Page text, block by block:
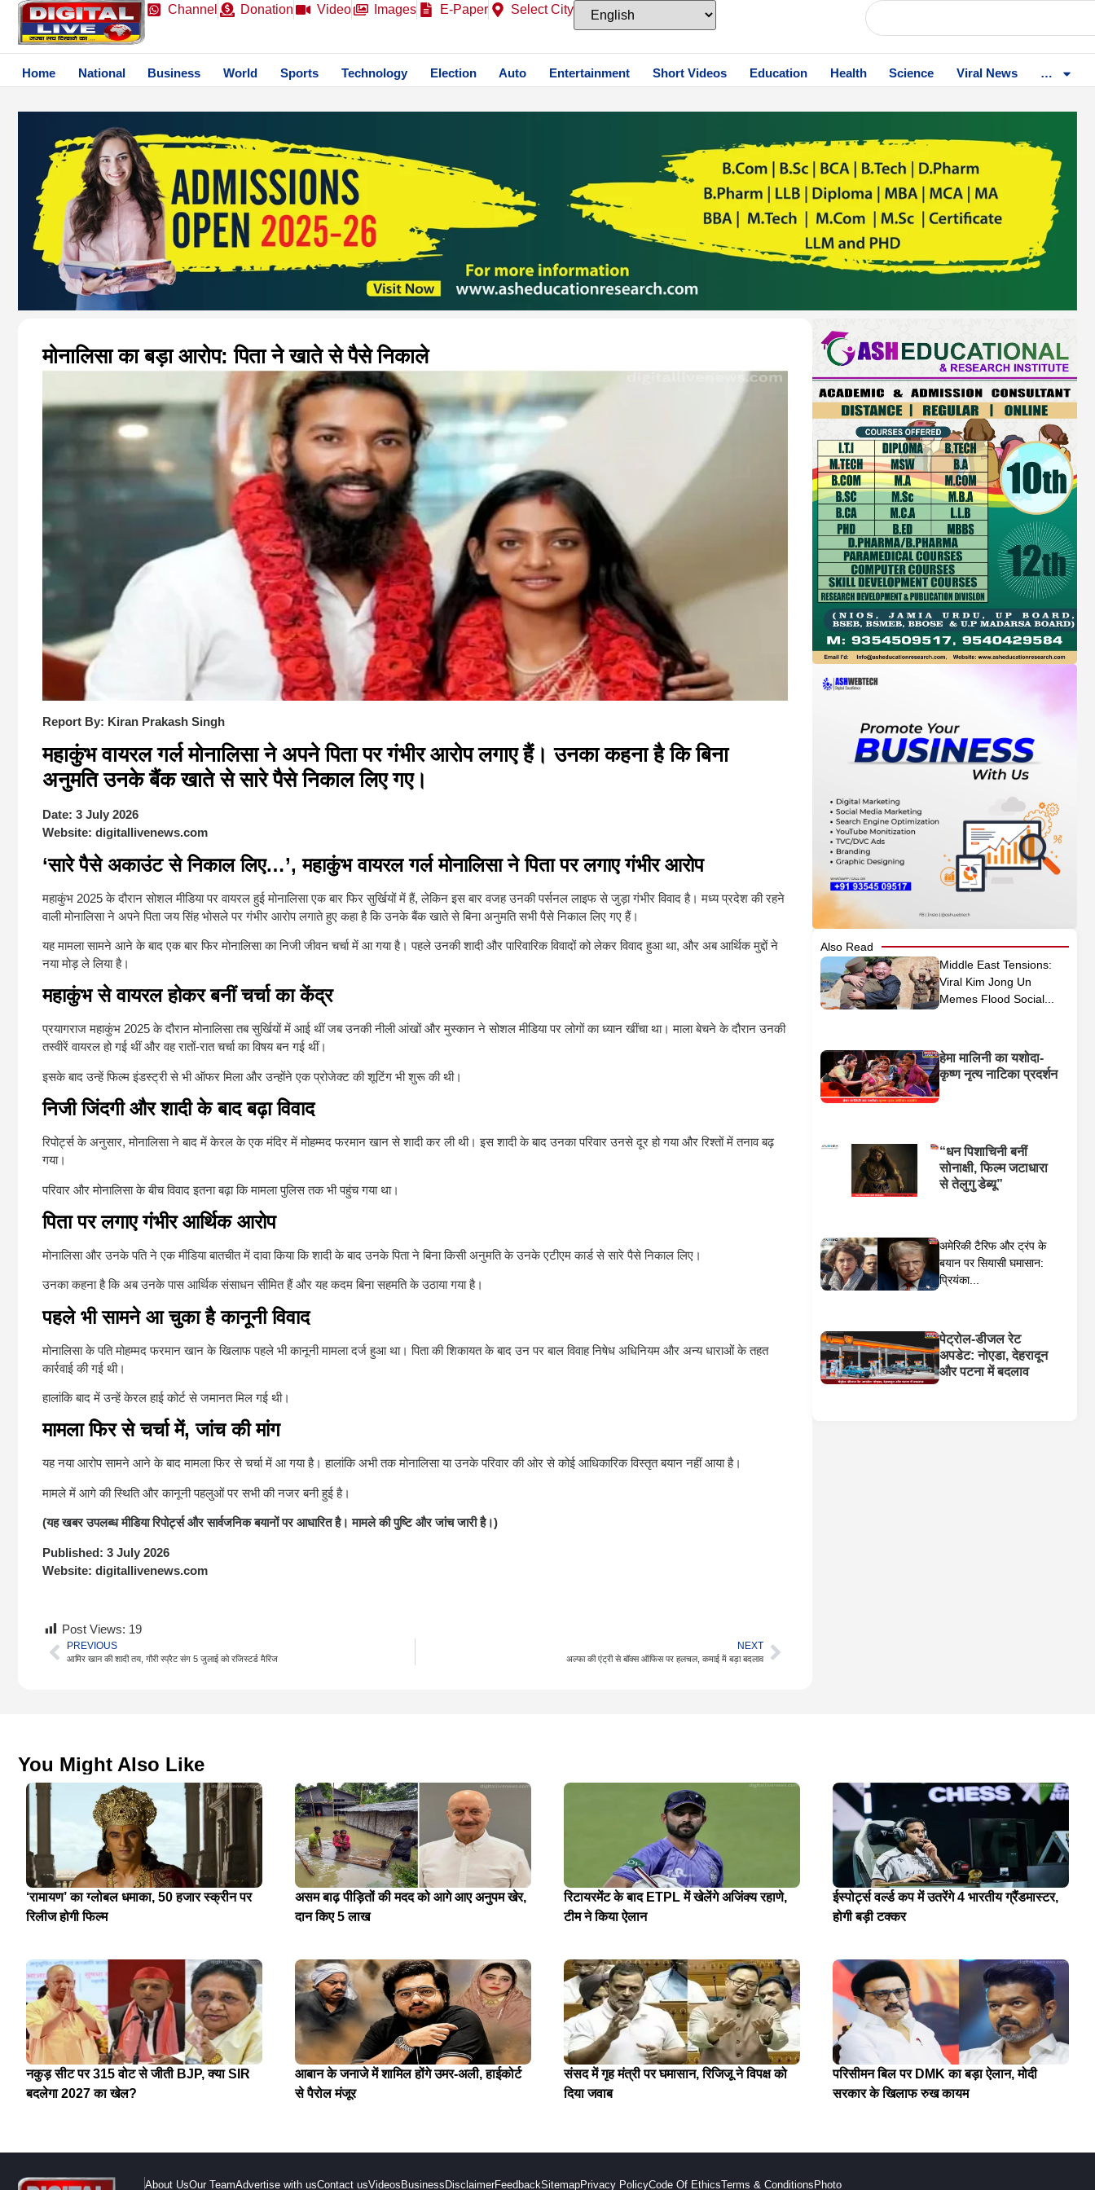
Channel Donation Video Images E-Paper Select City
Home National Business World Sports Technology Election Auto Entertainment Short Videos Education Health Science Viral News …
मोनालिसा का बड़ा आरोप: पिता ने खाते से पैसे निकाले
Report By: Kiran Prakash Singh
महाकुंभ वायरल गर्ल मोनालिसा ने अपने पिता पर गंभीर आरोप लगाए हैं। उनका कहना है कि बिना
अनुमति उनके बैंक खाते से सारे पैसे निकाल लिए गए।
Date: 3 July 2026
Website: digitallivenews.com
‘सारे पैसे अकाउंट से निकाल लिए…’, महाकुंभ वायरल गर्ल मोनालिसा ने पिता पर लगाए गंभीर आरोप
महाकुंभ 2025 के दौरान सोशल मीडिया पर वायरल हुई मोनालिसा एक बार फिर सुर्खियों में हैं, लेकिन इस बार वजह उनकी पर्सनल लाइफ से जुड़ा गंभीर विवाद है। मध्य प्रदेश की रहने
वाली मोनालिसा ने अपने पिता जय सिंह भोसले पर गंभीर आरोप लगाते हुए कहा है कि उनके बैंक खाते से बिना अनुमति सभी पैसे निकाल लिए गए हैं।
यह मामला सामने आने के बाद एक बार फिर मोनालिसा का निजी जीवन चर्चा में आ गया है। पहले उनकी शादी और पारिवारिक विवादों को लेकर विवाद हुआ था, और अब आर्थिक मुद्दों ने
नया मोड़ ले लिया है।
महाकुंभ से वायरल होकर बनीं चर्चा का केंद्र
प्रयागराज महाकुंभ 2025 के दौरान मोनालिसा तब सुर्खियों में आई थीं जब उनकी नीली आंखों और मुस्कान ने सोशल मीडिया पर लोगों का ध्यान खींचा था। माला बेचने के दौरान उनकी
तस्वीरें वायरल हो गई थीं और वह रातों-रात चर्चा का विषय बन गई थीं।
इसके बाद उन्हें फिल्म इंडस्ट्री से भी ऑफर मिला और उन्होंने एक प्रोजेक्ट की शूटिंग भी शुरू की थी।
निजी जिंदगी और शादी के बाद बढ़ा विवाद
रिपोर्ट्स के अनुसार, मोनालिसा ने बाद में केरल के एक मंदिर में मोहम्मद फरमान खान से शादी कर ली थी। इस शादी के बाद उनका परिवार उनसे दूर हो गया और रिश्तों में तनाव बढ़
गया।
परिवार और मोनालिसा के बीच विवाद इतना बढ़ा कि मामला पुलिस तक भी पहुंच गया था।
पिता पर लगाए गंभीर आर्थिक आरोप
मोनालिसा और उनके पति ने एक मीडिया बातचीत में दावा किया कि शादी के बाद उनके पिता ने बिना किसी अनुमति के उनके एटीएम कार्ड से सारे पैसे निकाल लिए।
उनका कहना है कि अब उनके पास आर्थिक संसाधन सीमित हैं और यह कदम बिना सहमति के उठाया गया है।
पहले भी सामने आ चुका है कानूनी विवाद
मोनालिसा के पति मोहम्मद फरमान खान के खिलाफ पहले भी कानूनी मामला दर्ज हुआ था। पिता की शिकायत के बाद उन पर बाल विवाह निषेध अधिनियम और अन्य धाराओं के तहत
कार्रवाई की गई थी।
हालांकि बाद में उन्हें केरल हाई कोर्ट से जमानत मिल गई थी।
मामला फिर से चर्चा में, जांच की मांग
यह नया आरोप सामने आने के बाद मामला फिर से चर्चा में आ गया है। हालांकि अभी तक मोनालिसा या उनके परिवार की ओर से कोई आधिकारिक विस्तृत बयान नहीं आया है।
मामले में आगे की स्थिति और कानूनी पहलुओं पर सभी की नजर बनी हुई है।
(यह खबर उपलब्ध मीडिया रिपोर्ट्स और सार्वजनिक बयानों पर आधारित है। मामले की पुष्टि और जांच जारी है।)
Published: 3 July 2026
Website: digitallivenews.com
Post Views: 19
PREVIOUS
आमिर खान की शादी तय, गौरी स्प्रैट संग 5 जुलाई को रजिस्टर्ड मैरिज
NEXT
अल्फा की एंट्री से बॉक्स ऑफिस पर हलचल, कमाई में बड़ा बदलाव
Also Read
Middle East Tensions:
Viral Kim Jong Un
Memes Flood Social...
हेमा मालिनी का यशोदा-
कृष्ण नृत्य नाटिका प्रदर्शन
“धन पिशाचिनी बनीं
सोनाक्षी, फिल्म जटाधारा
से तेलुगु डेब्यू”
अमेरिकी टैरिफ और ट्रंप के
बयान पर सियासी घमासान:
प्रियंका...
पेट्रोल-डीजल रेट
अपडेट: नोएडा, देहरादून
और पटना में बदलाव
You Might Also Like
‘रामायण’ का ग्लोबल धमाका, 50 हजार स्क्रीन पर
रिलीज होगी फिल्म
असम बाढ़ पीड़ितों की मदद को आगे आए अनुपम खेर,
दान किए 5 लाख
रिटायरमेंट के बाद ETPL में खेलेंगे अजिंक्य रहाणे,
टीम ने किया ऐलान
ईस्पोर्ट्स वर्ल्ड कप में उतरेंगे 4 भारतीय ग्रैंडमास्टर,
होगी बड़ी टक्कर
नकुड़ सीट पर 315 वोट से जीती BJP, क्या SIR
बदलेगा 2027 का खेल?
आबान के जनाजे में शामिल होंगे उमर-अली, हाईकोर्ट
से पैरोल मंजूर
संसद में गृह मंत्री पर घमासान, रिजिजू ने विपक्ष को
दिया जवाब
परिसीमन बिल पर DMK का बड़ा ऐलान, मोदी
सरकार के खिलाफ रुख कायम
About UsOur TeamAdvertise with usContact usVideos Business DisclaimerFeedbackSitemapPrivacy PolicyCode Of EthicsTerms & Conditions Photo